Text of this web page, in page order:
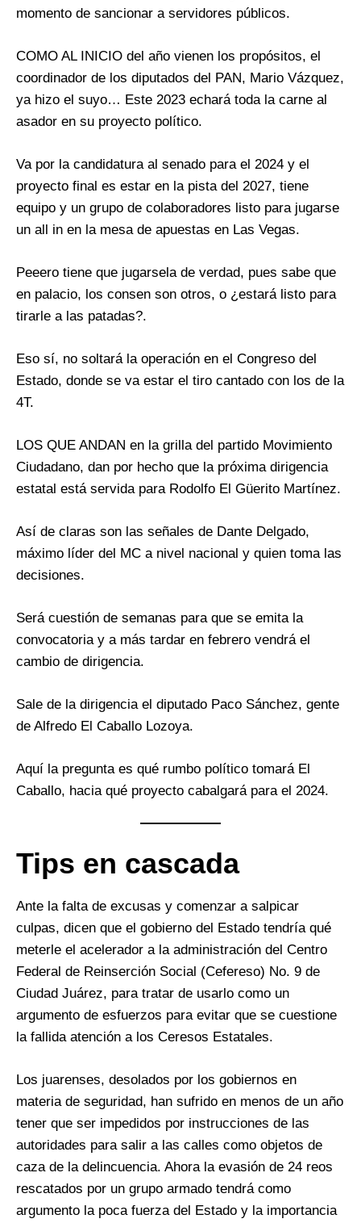
momento de sancionar a servidores públicos.
COMO AL INICIO del año vienen los propósitos, el
coordinador de los diputados del PAN, Mario Vázquez,
ya hizo el suyo… Este 2023 echará toda la carne al
asador en su proyecto político.
Va por la candidatura al senado para el 2024 y el
proyecto final es estar en la pista del 2027, tiene
equipo y un grupo de colaboradores listo para jugarse
un all in en la mesa de apuestas en Las Vegas.
Peeero tiene que jugarsela de verdad, pues sabe que
en palacio, los consen son otros, o ¿estará listo para
tirarle a las patadas?.
Eso sí, no soltará la operación en el Congreso del
Estado, donde se va estar el tiro cantado con los de la
4T.
LOS QUE ANDAN en la grilla del partido Movimiento
Ciudadano, dan por hecho que la próxima dirigencia
estatal está servida para Rodolfo El Güerito Martínez.
Así de claras son las señales de Dante Delgado,
máximo líder del MC a nivel nacional y quien toma las
decisiones.
Será cuestión de semanas para que se emita la
convocatoria y a más tardar en febrero vendrá el
cambio de dirigencia.
Sale de la dirigencia el diputado Paco Sánchez, gente
de Alfredo El Caballo Lozoya.
Aquí la pregunta es qué rumbo político tomará El
Caballo, hacia qué proyecto cabalgará para el 2024.
Tips en cascada
Ante la falta de excusas y comenzar a salpicar
culpas, dicen que el gobierno del Estado tendría qué
meterle el acelerador a la administración del Centro
Federal de Reinserción Social (Cefereso) No. 9 de
Ciudad Juárez, para tratar de usarlo como un
argumento de esfuerzos para evitar que se cuestione
la fallida atención a los Ceresos Estatales.
Los juarenses, desolados por los gobiernos en
materia de seguridad, han sufrido en menos de un año
tener que ser impedidos por instrucciones de las
autoridades para salir a las calles como objetos de
caza de la delincuencia. Ahora la evasión de 24 reos
rescatados por un grupo armado tendrá como
argumento la poca fuerza del Estado y la importancia